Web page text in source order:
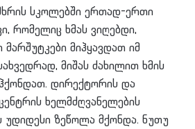
სკოლებში ერთად-ერთი
რომელიც ხმას ვიღებდი,
მიჰყავდათ იმ
მიშას ძახილით ხმის
დირექტორის და
ხელმძღვანელების
უდიდესი ზეწოლა მქონდა. ნუთუ